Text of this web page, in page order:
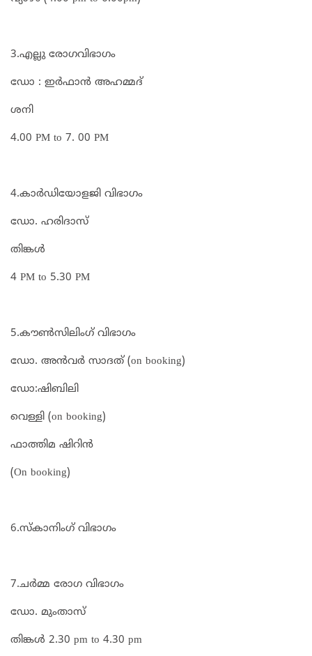
3.എല്ലു രോഗവിഭാഗം
ഡോ : ഇർഫാൻ അഹമ്മദ്
ശനി
4.00 PM to 7. 00 PM
4.കാർഡിയോളജി വിഭാഗം
ഡോ. ഹരിദാസ്
തിങ്കൾ
4 PM to 5.30 PM
5.കൗൺസിലിംഗ് വിഭാഗം
ഡോ. അൻവർ സാദത് (on booking)
ഡോ:ഷിബിലി
വെള്ളി (on booking)
ഫാത്തിമ ഷിറിൻ
(On booking)
6.സ്കാനിംഗ് വിഭാഗം
7.ചർമ്മ രോഗ വിഭാഗം
ഡോ. മുംതാസ്
തിങ്കൾ 2.30 pm to 4.30 pm